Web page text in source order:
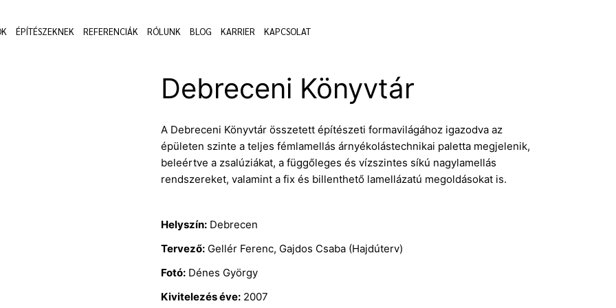
ÉPÍTÉSZEKNEK REFERENCIÁK RÓLUNK BLOG KARRIER KAPCSOLAT
Debreceni Könyvtár
A Debreceni Könyvtár összetett építészeti formavilágához igazodva az
épületen szinte a teljes fémlamellás árnyékolástechnikai paletta megjelenik,
beleértve a zsalúziákat, a függőleges és vízszintes síkú nagylamellás
rendszereket, valamint a fix és billenthető lamellázatú megoldásokat is.
Helyszín: Debrecen
Tervező: Gellér Ferenc, Gajdos Csaba (Hajdúterv)
Fotó: Dénes György
Kivitelezés éve: 2007